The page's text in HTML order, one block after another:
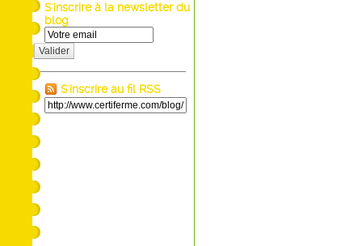
S'inscrire à la newsletter du
blog
Valider
S'inscrire au fil RSS